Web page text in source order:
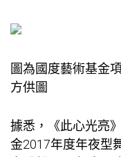
圖為國度藝術基金
方供圖
據悉，《此心光亮
金2017年度年夜型